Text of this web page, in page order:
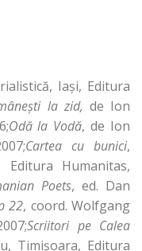
Iași, Editura
la zid, de Ion
Odă la Vodă, de Ion
Cartea cu bunici,
Humanitas,
Poets, ed. Dan
22, coord. Wolfgang
Scriitori pe Calea
Timișoara, Editura